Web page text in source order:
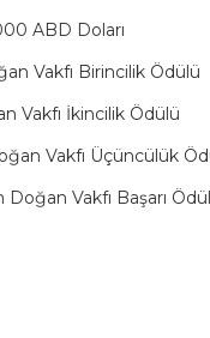
ABD Doları
Vakfı Birincilik Ödülü
Vakfı İkincilik Ödülü
Vakfı Üçüncülük
Doğan Vakfı Başarı